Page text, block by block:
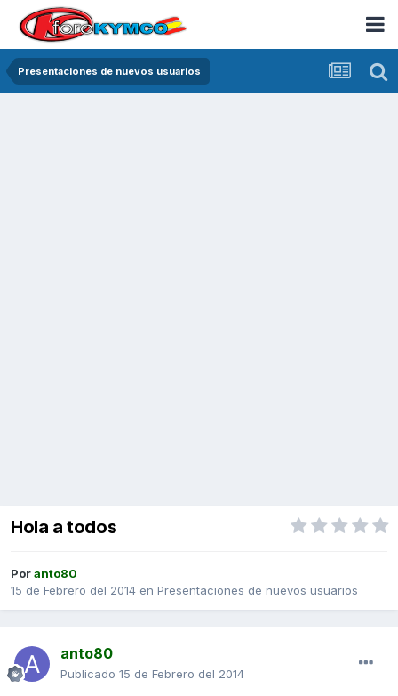
Presentaciones de nuevos usuarios
Hola a todos
Poranto80
15 de Febrero del 2014 en Presentaciones de nuevos usuarios
anto80
Publicado 15 de Febrero del 2014